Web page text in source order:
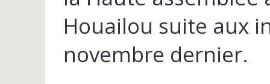
Houailou suite aux
novembre dernier.